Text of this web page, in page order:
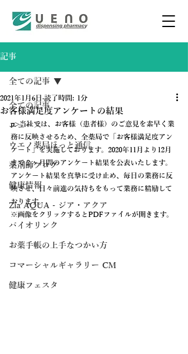
記事
全ての記事
ニュース
ウエノ薬局ほっと通信
薬剤師ブログ
健康情報
Zia AQUA - ジア・アクア
バイオリンク
お薬手帳の上手なつかい方
コマーシャルギャラリー CM
健康フェスタ
全ての記事
お客様満足度アンケートの結果
2021年1月6日 読了時間: 1分
p>当社では、お客様（患者様）のご意見を素早く業
務に反映させるため、全薬局で「お客様満足度アン
ケート」を実施しております。2020年11月より12月
まで２ヶ月間のアンケート結果を公表いたします。
アンケート結果を真摯に受け止め、毎日の業務に反
映させ、日々前進の気持ちをもって業務に精励して
おります。
※画像をクリックするとPDFファイルが開きます。